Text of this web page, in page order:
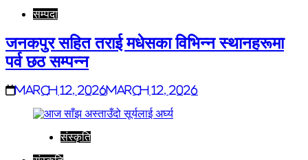
सम्पदा
जनकपुर सहित तराई मधेसका विभिन्न स्थानहरूमा
पर्व छठ सम्पन्न
March 12, 2026March 12, 2026
संस्कृति